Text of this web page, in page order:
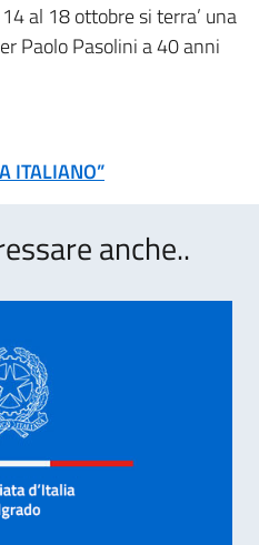
al 18 ottobre si terra’ una
Paolo Pasolini a 40 anni
ITALIANO”
anche..